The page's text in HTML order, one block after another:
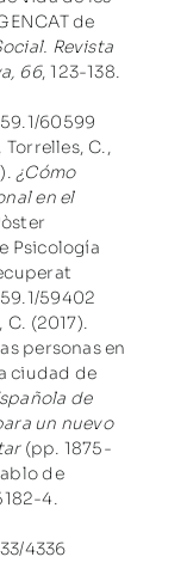
de
Revista
66, 123-138.
60599
C.,
¿Cómo
en el
Psicología
59402
C. (2017).
personas en
ciudad de
de
un nuevo
(pp. 1875-
de
4.
4336